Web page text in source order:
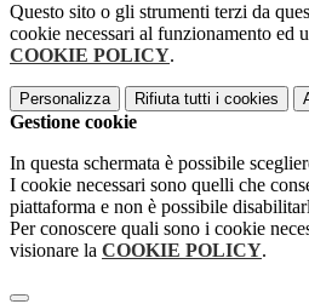
Questo sito o gli strumenti terzi da
cookie necessari al funzionamento ed
COOKIE POLICY.
Personalizza Rifiuta tutti i cookies
Gestione cookie
In questa schermata è possibile
I cookie necessari sono quelli che
piattaforma e non è possibile
Per conoscere quali sono i cookie
visionare la COOKIE POLICY.